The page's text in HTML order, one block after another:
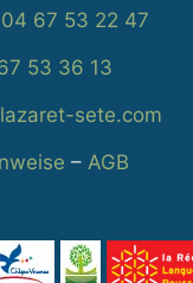
67 53 22 47
53 36 13
sete.com
– AGB